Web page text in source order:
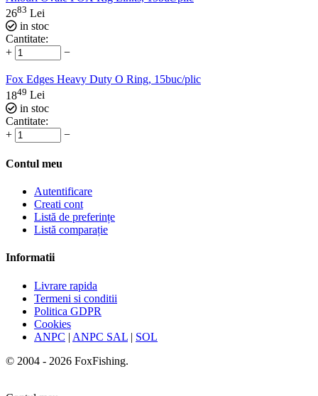
2683 Lei
in stoc
Cantitate:
+
−
Fox Edges Heavy Duty O Ring, 15buc/plic
1849 Lei
in stoc
Cantitate:
+
−
Contul meu
Autentificare
Creati cont
Listă de preferințe
Listă comparație
Informatii
Livrare rapida
Termeni si conditii
Politica GDPR
Cookies
ANPC | ANPC SAL | SOL
© 2004 - 2026 FoxFishing.